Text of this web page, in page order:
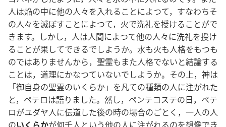
人は焔の中に他の人々を入れることによつて，すなわちそ
の人々を滅ぼすことによつて，火で洗礼を授けることがで
きます。しかし，人は人間によつて他の人々に洗礼を授け
ることが果してできるでしようか。水も火も人格をもつも
のではありませんから，聖霊もまた人格でないと結論する
ことは，道理にかなつていないでしようか。その上，神は
「御自身の聖霊のいくらか」を凡ての種類の人に注がれた
と，ペテロは語りました。然し，ペンテコステの日，ペテ
ロがユダヤ人に伝道した後の時の場合のごとく，一人の人
のいくらかが何千人という他の人に注がれるのを想像でき